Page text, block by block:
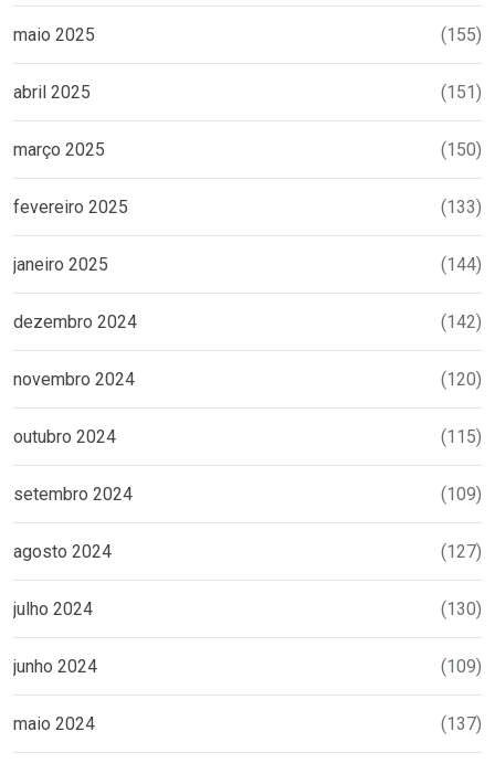
maio 2025 (155)
abril 2025 (151)
março 2025 (150)
fevereiro 2025 (133)
janeiro 2025 (144)
dezembro 2024 (142)
novembro 2024 (120)
outubro 2024 (115)
setembro 2024 (109)
agosto 2024 (127)
julho 2024 (130)
junho 2024 (109)
maio 2024 (137)